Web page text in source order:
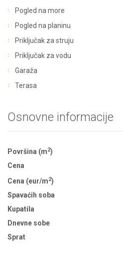
Pogled na more
Pogled na planinu
Priključak za struju
Priključak za vodu
Garaža
Terasa
Osnovne informacije
Površina (m2)
Cena
Cena (eur/m2)
Spavaćih soba
Kupatila
Dnevne sobe
Sprat